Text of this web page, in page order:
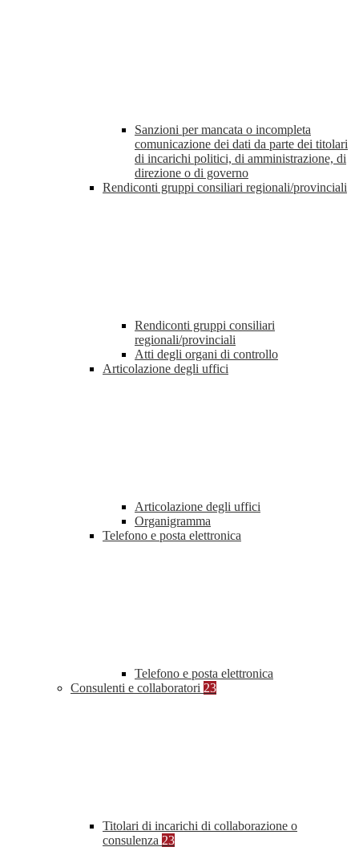
Sanzioni per mancata o incompleta
comunicazione dei dati da parte dei titolari
di incarichi politici, di amministrazione, di
direzione o di governo
Rendiconti gruppi consiliari regionali/provinciali
Rendiconti gruppi consiliari
regionali/provinciali
Atti degli organi di controllo
Articolazione degli uffici
Articolazione degli uffici
Organigramma
Telefono e posta elettronica
Telefono e posta elettronica
Consulenti e collaboratori 23
Titolari di incarichi di collaborazione o
consulenza 23